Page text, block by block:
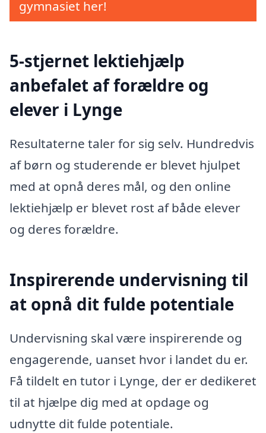
gymnasiet her!
5-stjernet lektiehjælp
anbefalet af forældre og
elever i Lynge
Resultaterne taler for sig selv. Hundredvis
af børn og studerende er blevet hjulpet
med at opnå deres mål, og den online
lektiehjælp er blevet rost af både elever
og deres forældre.
Inspirerende undervisning til
at opnå dit fulde potentiale
Undervisning skal være inspirerende og
engagerende, uanset hvor i landet du er.
Få tildelt en tutor i Lynge, der er dedikeret
til at hjælpe dig med at opdage og
udnytte dit fulde potentiale.